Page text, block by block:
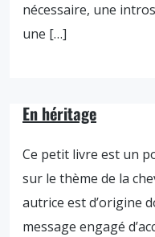
nécessaire, une
une […]
En héritage
Ce petit livre est un
sur le thème de la
autrice est d’origine
message engagé